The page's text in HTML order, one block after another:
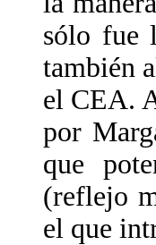
sólo fue
también
el CEA.
por
que
(reflejo
el que